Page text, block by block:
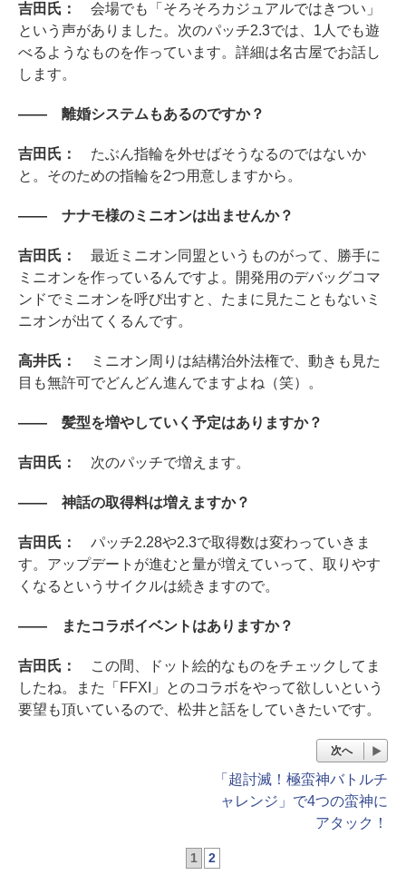
吉田氏： 会場でも「そろそろカジュアルではきつい」
という声がありました。次のパッチ2.3では、1人でも遊
べるようなものを作っています。詳細は名古屋でお話し
します。
―― 離婚システムもあるのですか？
吉田氏： たぶん指輪を外せばそうなるのではないか
と。そのための指輪を2つ用意しますから。
―― ナナモ様のミニオンは出ませんか？
吉田氏： 最近ミニオン同盟というものがって、勝手に
ミニオンを作っているんですよ。開発用のデバッグコマ
ンドでミニオンを呼び出すと、たまに見たこともないミ
ニオンが出てくるんです。
高井氏：
ミニオン周りは結構治外法権で、動きも見た
目も無許可でどんどん進んでますよね（笑）。
―― 髪型を増やしていく予定はありますか？
吉田氏： 次のパッチで増えます。
―― 神話の取得料は増えますか？
吉田氏： パッチ2.28や2.3で取得数は変わっていきま
す。アップデートが進むと量が増えていって、取りやす
くなるというサイクルは続きますので。
―― またコラボイベントはありますか？
吉田氏：
この間、ドット絵的なものをチェックしてま
したね。また「FFXI」とのコラボをやって欲しいという
要望も頂いているので、松井と話をしていきたいです。
次へ
「超討滅！極蛮神バトルチ
ャレンジ」で4つの蛮神に
アタック！
1 2